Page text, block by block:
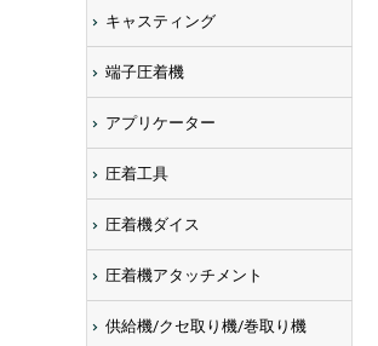
キャスティング
端子圧着機
アプリケーター
圧着工具
圧着機ダイス
圧着機アタッチメント
供給機/クセ取り機/巻取り機